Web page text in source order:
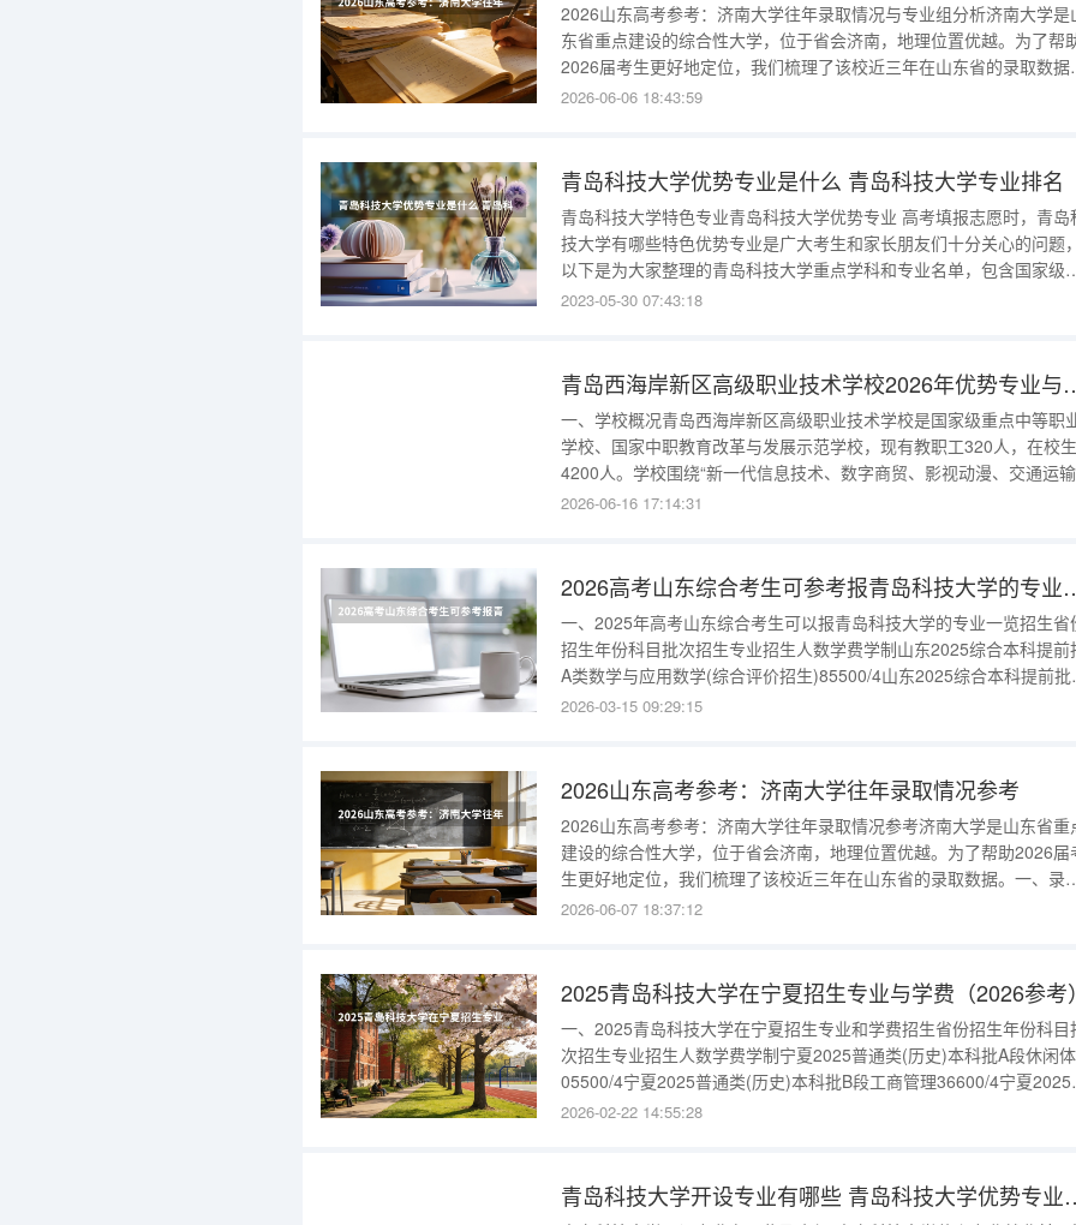
2026山东高考参考：济南大学往年录取情况与专业组分析济南大学是
东省重点建设的综合性大学，位于省会济南，地理位置优越。为了帮
2026届考生更好地定位，我们梳理了该校近三年在山东省的录取数据
一、录取数据分析济南大学在山东省内的招生计划较多，涵盖了文、
投档
2026-06-06 18:43:59
青岛科技大学优势专业是什么 青岛科技大学专业排名
青岛科技大学特色专业青岛科技大学优势专业 高考填报志愿时，青岛科
技大学有哪些特色优势专业是广大考生和家长朋友们十分关心的问题
以下是为大家整理的青岛科技大学重点学科和专业名单，包含国家级
省级、市级重点学科以及特色专业等，供大家参考，包含国家级、省
2023-05-30 07:43:18
青岛西海岸新区高
一、学校概况青岛西海岸新区高级职业技术学校是国家级重点中等职
学校、国家中职教育改革与发展示范学校，现有教职工320人，在校生
4200人。学校围绕“新一代信息技术、数字商贸、影视动漫、交通运
智能制造、教育与艺术”六大专业群，共开设18个专业。学校连续四
核
2026-06-16 17:14:31
2026高考山东综
一、2025年高考山东综合考生可以报青岛科技大学的专业一览招生省
招生年份科目批次招生专业招生人数学费学制山东2025综合本科提前
A类数学与应用数学(综合评价招生)85500/4山东2025综合本科提前批
类应用物理学(综合评价招生)86600/4山东2025综合本科提前批A类化
2026-03-15 09:29:15
2026山东高考参考：济南大学往年录取情况参考
2026山东高考参考：济南大学往年录取情况参考济南大学是山东省重
建设的综合性大学，位于省会济南，地理位置优越。为了帮助2026届
生更好地定位，我们梳理了该校近三年在山东省的录取数据。一、录
数据分析济南大学在山东省内的招生计划较多。以下为普通类专业近
2026-06-07 18:37:12
2025青岛科技大学在宁夏招生专业与学费（2026参考
一、2025青岛科技大学在宁夏招生专业和学费招生省份招生年份科目
次招生专业招生人数学费学制宁夏2025普通类(历史)本科批A段休闲
05500/4宁夏2025普通类(历史)本科批B段工商管理36600/4宁夏2025
通类(历史)本科批B段财务管理26600/4宁夏2025普通类(历史)本科批
2026-02-22 14:55:28
青岛科技大学开